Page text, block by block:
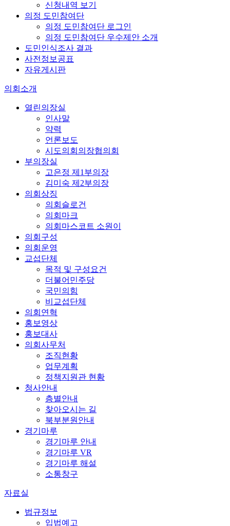
신청내역 보기
의정 도민참여단
의정 도민참여단 로그인
의정 도민참여단 우수제안 소개
도민인식조사 결과
사전정보공표
자유게시판
의회소개
열린의장실
인사말
약력
언론보도
시도의회의장협의회
부의장실
고은정 제1부의장
김미숙 제2부의장
의회상징
의회슬로건
의회마크
의회마스코트 소원이
의회구성
의회운영
교섭단체
목적 및 구성요건
더불어민주당
국민의힘
비교섭단체
의회연혁
홍보영상
홍보대사
의회사무처
조직현황
업무계획
정책지원관 현황
청사안내
층별안내
찾아오시는 길
북부분원안내
경기마루
경기마루 안내
경기마루 VR
경기마루 해설
소통창구
자료실
법규정보
입법예고